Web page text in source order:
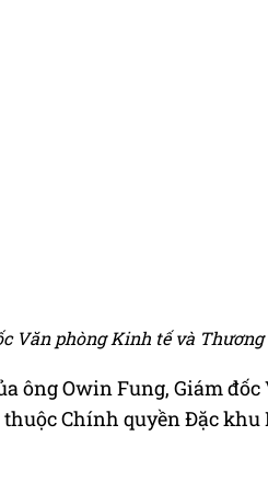
Văn phòng Kinh tế và
ông Owin Fung, Giám
Chính quyền Đặc